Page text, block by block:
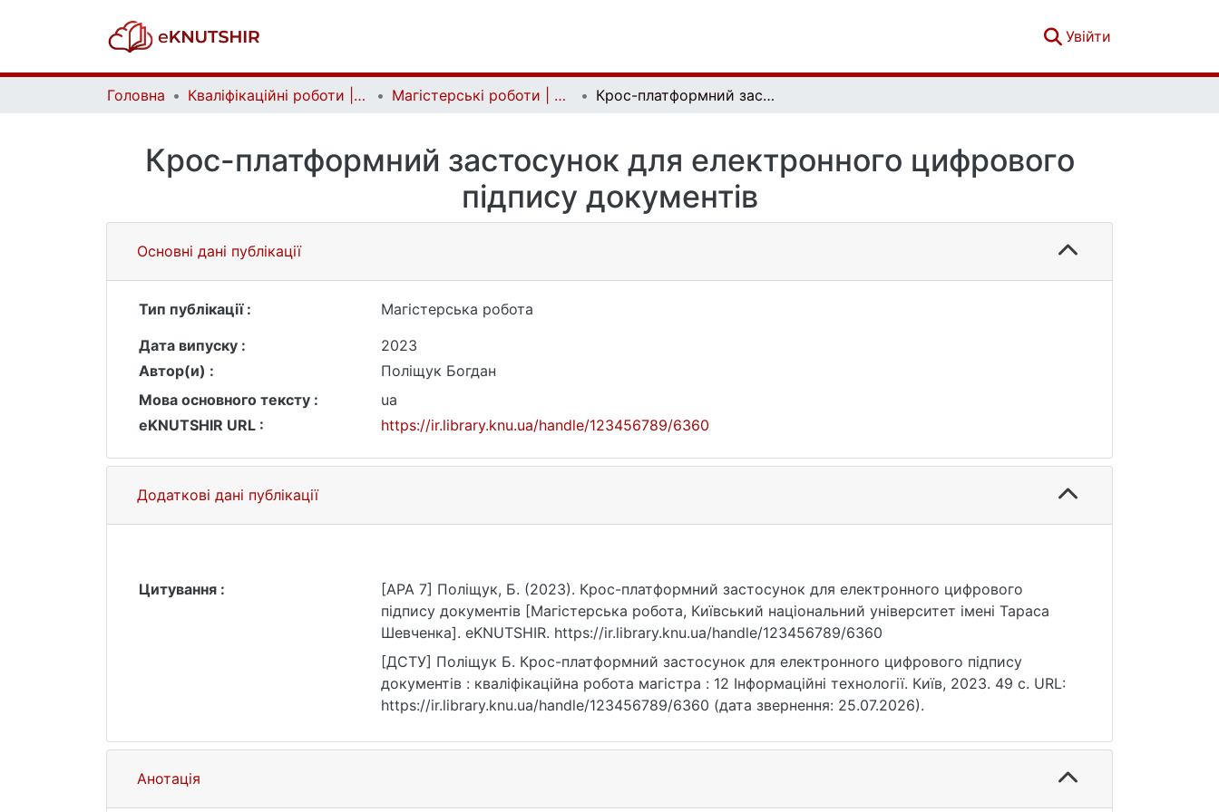
Увійти
Головна Кваліфікаційні роботи | Qualifying works Магістерські роботи | Master's theses Крос-платформний застосунок для електронного цифрового підпису документів
Крос-платформний застосунок для електронного цифрового
підпису документів
Основні дані публікації
Тип публікації :
Магістерська робота
Дата випуску :
2023
Автор(и) :
Поліщук Богдан
Мова основного тексту :
ua
eKNUTSHIR URL :
https://ir.library.knu.ua/handle/123456789/6360
Додаткові дані публікації
Цитування :
[APA 7] Поліщук, Б. (2023). Крос-платформний застосунок для електронного цифрового
підпису документів [Магістерська робота, Київський національний університет імені Тараса
Шевченка]. eKNUTSHIR. https://ir.library.knu.ua/handle/123456789/6360
[ДСТУ] Поліщук Б. Крос-платформний застосунок для електронного цифрового підпису
документів : кваліфікаційна робота магістра : 12 Інформаційні технології. Київ, 2023. 49 с. URL:
https://ir.library.knu.ua/handle/123456789/6360 (дата звернення: 25.07.2026).
Анотація